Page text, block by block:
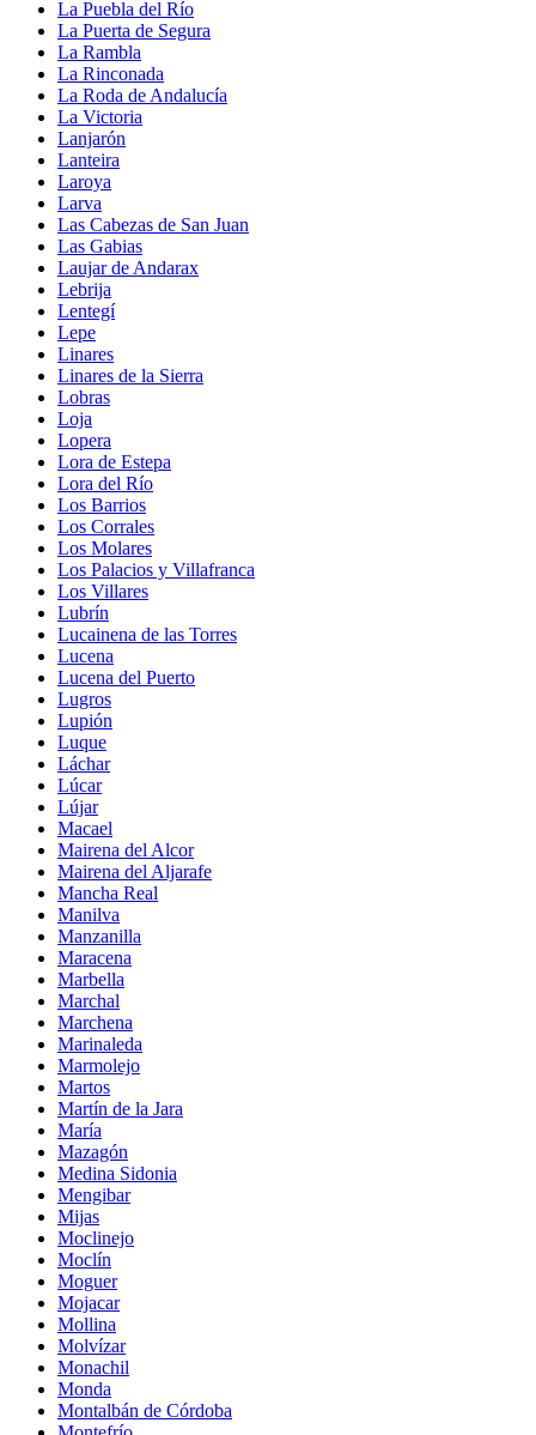
La Puebla del Río
La Puerta de Segura
La Rambla
La Rinconada
La Roda de Andalucía
La Victoria
Lanjarón
Lanteira
Laroya
Larva
Las Cabezas de San Juan
Las Gabias
Laujar de Andarax
Lebrija
Lentegí
Lepe
Linares
Linares de la Sierra
Lobras
Loja
Lopera
Lora de Estepa
Lora del Río
Los Barrios
Los Corrales
Los Molares
Los Palacios y Villafranca
Los Villares
Lubrín
Lucainena de las Torres
Lucena
Lucena del Puerto
Lugros
Lupión
Luque
Láchar
Lúcar
Lújar
Macael
Mairena del Alcor
Mairena del Aljarafe
Mancha Real
Manilva
Manzanilla
Maracena
Marbella
Marchal
Marchena
Marinaleda
Marmolejo
Martos
Martín de la Jara
María
Mazagón
Medina Sidonia
Mengibar
Mijas
Moclinejo
Moclín
Moguer
Mojacar
Mollina
Molvízar
Monachil
Monda
Montalbán de Córdoba